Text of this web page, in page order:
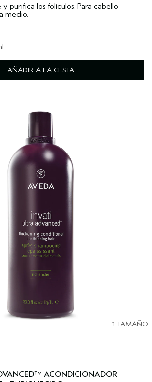
y purifica los folículos. Para cabello
medio.
AÑADIR A LA CESTA
1 TAMAÑO
ACONDICIONADOR